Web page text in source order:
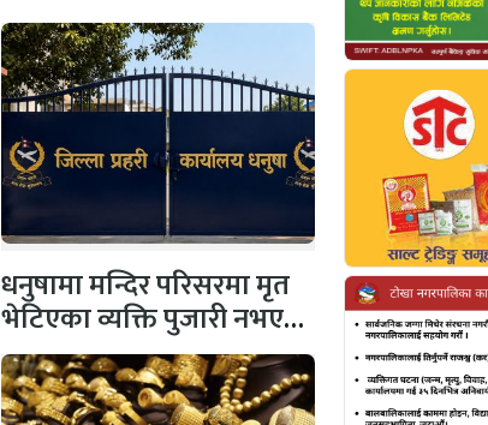
धनुषामा मन्दिर परिसरमा मृत
भेटिएका व्यक्ति पुजारी नभएको
प्रहरीको स्पष्टिकरण